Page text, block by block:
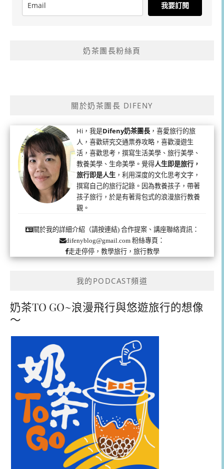
我要訂閱
奶茶團長粉絲頁
關於奶茶團長 DIFENY
Hi，我是Difeny奶茶團長 ，喜愛旅行的旅
人，喜歡研究交通票券攻略，喜歡漫遊生
活，喜歡思考，撰寫生活美學、旅行美學、
教養美學、生命美學。覺得人生即是旅行，
旅行即是人生 ，利用深度的文化思考文字，
撰寫自己的旅行記錄。因為教養孩子，帶著
孩子旅行，於是有著背包式的浪漫旅行教養
觀。
關於我的詳細介紹（請按連結)合作提案、講座聯絡資訊：
difenyblog@gmail.com 粉絲專頁：
走走停停，教學旅行，旅行教學
我的PODCAST頻道
奶茶TO GO~浪漫飛行與悠遊旅行的想像
～